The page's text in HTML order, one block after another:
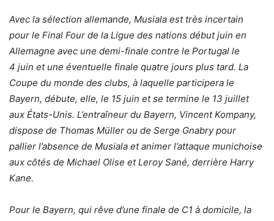
Avec la sélection allemande, Musiala est très incertain
pour le Final Four de la Ligue des nations début juin en
Allemagne avec une demi-finale contre le Portugal le
4 juin et une éventuelle finale quatre jours plus tard. La
Coupe du monde des clubs, à laquelle participera le
Bayern, débute, elle, le 15 juin et se termine le 13 juillet
aux États-Unis. L’entraîneur du Bayern, Vincent Kompany,
dispose de Thomas Müller ou de Serge Gnabry pour
pallier l’absence de Musiala et animer l’attaque munichoise
aux côtés de Michael Olise et Leroy Sané, derrière Harry
Kane.
Pour le Bayern, qui rêve d’une finale de C1 à domicile, la